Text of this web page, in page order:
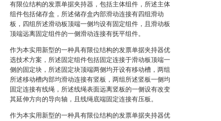
有限位结构的发票单据夹持器，包括主体组件，所述主体
组件包括储存盒，所述储存盒内部滑动连接有四组滑动
板，四组所述滑动板顶端一侧均设有固定组件，且滑动板
顶端远离固定组件的一侧滑动连接有抚平组件。
作为本实用新型的一种具有限位结构的发票单据夹持器优
选技术方案，所述固定组件包括固定连接于滑动板顶端一
侧的固定块，所述固定块顶端两侧均开设有移动槽，两组
所述移动槽内部均滑动连接有竖板，两组所述竖板一侧均
固定连接有线绳，所述线绳表面远离竖板的一侧设有改变
其延伸方向的导向轴，且线绳底端固定连接有压板。
作为本实用新型的一种具有限位结构的发票单据夹持器优